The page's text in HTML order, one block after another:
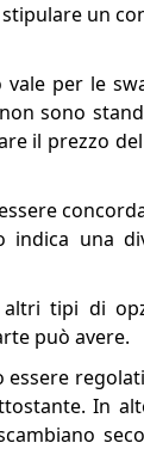
un
per le
sono
il prezzo
indica una
altri tipi di
può avere.
In